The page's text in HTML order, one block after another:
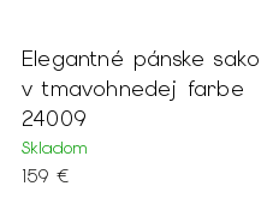
Elegantné pánske sako
v tmavohnedej farbe
24009
Skladom
159 €